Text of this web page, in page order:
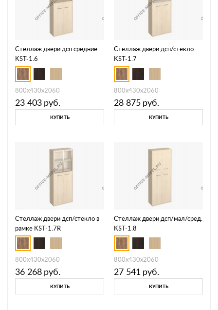
Стеллаж двери дсп средние
KST-1.6
800х430х2060
23 403 руб.
КУПИТЬ
Стеллаж двери дсп/стекло
KST-1.7
800х430х2060
28 875 руб.
КУПИТЬ
Стеллаж двери дсп/стекло в
рамке KST-1.7R
800х430х2060
36 268 руб.
КУПИТЬ
Стеллаж двери дсп/мал/сред.
KST-1.8
800х430х2060
27 541 руб.
КУПИТЬ